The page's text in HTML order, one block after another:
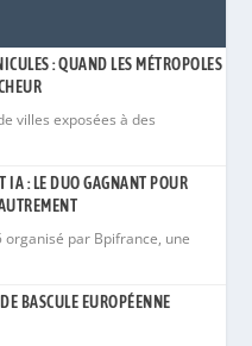
: QUAND LES MÉTROPOLES
villes exposées à des
IA : LE DUO GAGNANT POUR
organisé par Bpifrance, une
BASCULE EUROPÉENNE